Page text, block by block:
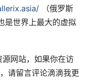
（俄罗斯
是世界上最大的虚拟
网站，如果你在访
请留言评论滴滴我更